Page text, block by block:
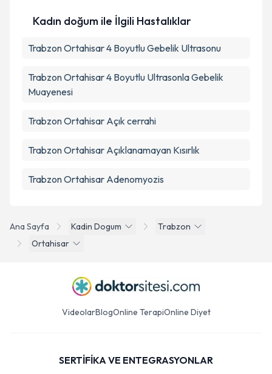
Ana Sayfa Kadin Dogum
Trabzon
Ortahisar
Kadın doğum ile İlgili Hastalıklar
Trabzon Ortahisar 4 Boyutlu Gebelik Ultrasonu
Trabzon Ortahisar 4 Boyutlu Ultrasonla Gebelik
Muayenesi
Trabzon Ortahisar Açık cerrahi
Trabzon Ortahisar Açıklanamayan Kısırlık
Trabzon Ortahisar Adenomyozis
VideolarBlogOnline TerapiOnline Diyet
SERTİFİKA VE ENTEGRASYONLAR